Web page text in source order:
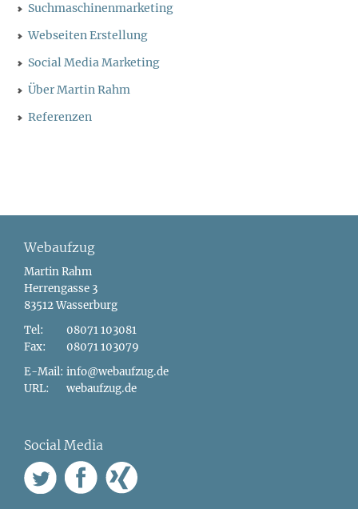
Suchmaschinenmarketing
Webseiten Erstellung
Social Media Marketing
Über Martin Rahm
Referenzen
Webaufzug
Martin Rahm
Herrengasse 3
83512 Wasserburg
Tel:
08071 103081
Fax:
08071 103079
E-Mail: info@webaufzug.de
URL:
webaufzug.de
Social Media